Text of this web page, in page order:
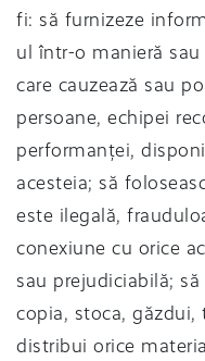
fi: să furnizeze
ul într-o manieră
care cauzează sau
persoane, echipei
performanței,
acesteia; să
este ilegală,
conexiune cu orice
sau prejudiciabilă;
copia, stoca,
distribui orice